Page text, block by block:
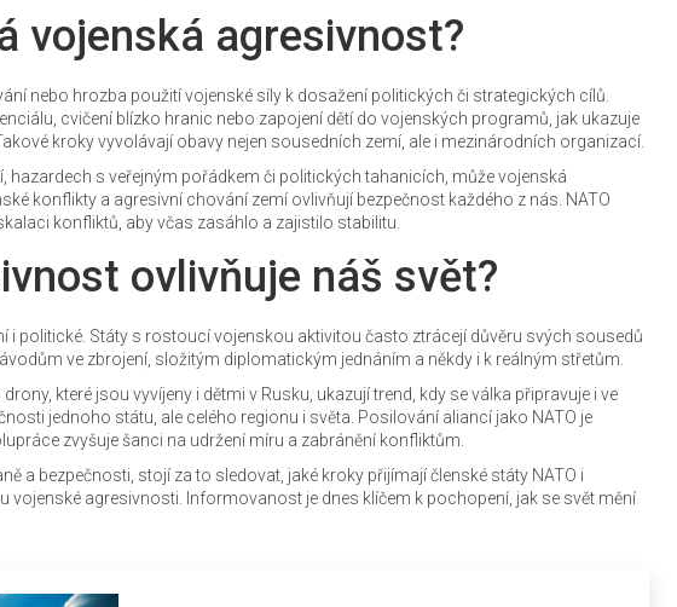
vojenská agresivnost?
nebo hrozba použití vojenské síly k dosažení politických či strategických cílů.
cvičení blízko hranic nebo zapojení dětí do vojenských programů, jak ukazuje
kroky vyvolávají obavy nejen sousedních zemí, ale i mezinárodních organizací.
hazardech s veřejným pořádkem či politických tahanicích, může vojenská
konflikty a agresivní chování zemí ovlivňují bezpečnost každého z nás. NATO
konfliktů, aby včas zasáhlo a zajistilo stabilitu.
ovlivňuje náš svět?
i politické. Státy s rostoucí vojenskou aktivitou často ztrácejí důvěru svých sousedů
ve zbrojení, složitým diplomatickým jednáním a někdy i k reálným střetům.
které jsou vyvíjeny i dětmi v Rusku, ukazují trend, kdy se válka připravuje i ve
jednoho státu, ale celého regionu i světa. Posilování aliancí jako NATO je
zvyšuje šanci na udržení míru a zabránění konfliktům.
a bezpečnosti, stojí za to sledovat, jaké kroky přijímají členské státy NATO i
vojenské agresivnosti. Informovanost je dnes klíčem k pochopení, jak se svět mění